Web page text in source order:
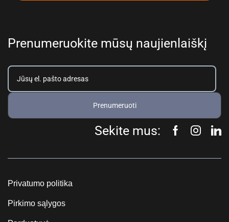
Prenumeruokite mūsų naujienlaiškį
Prenumeruoti
Sekite mus:
Privatumo politika
Pirkimo sąlygos